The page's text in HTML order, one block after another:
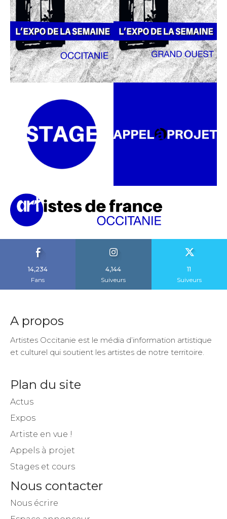
14,234
Fans
4,144
Suiveurs
11
Suiveurs
A propos
Artistes Occitanie est le média d’information artistique
et culturel qui soutient les artistes de notre territoire.
Plan du site
Actus
Expos
Artiste en vue !
Appels à projet
Stages et cours
Nous contacter
Nous écrire